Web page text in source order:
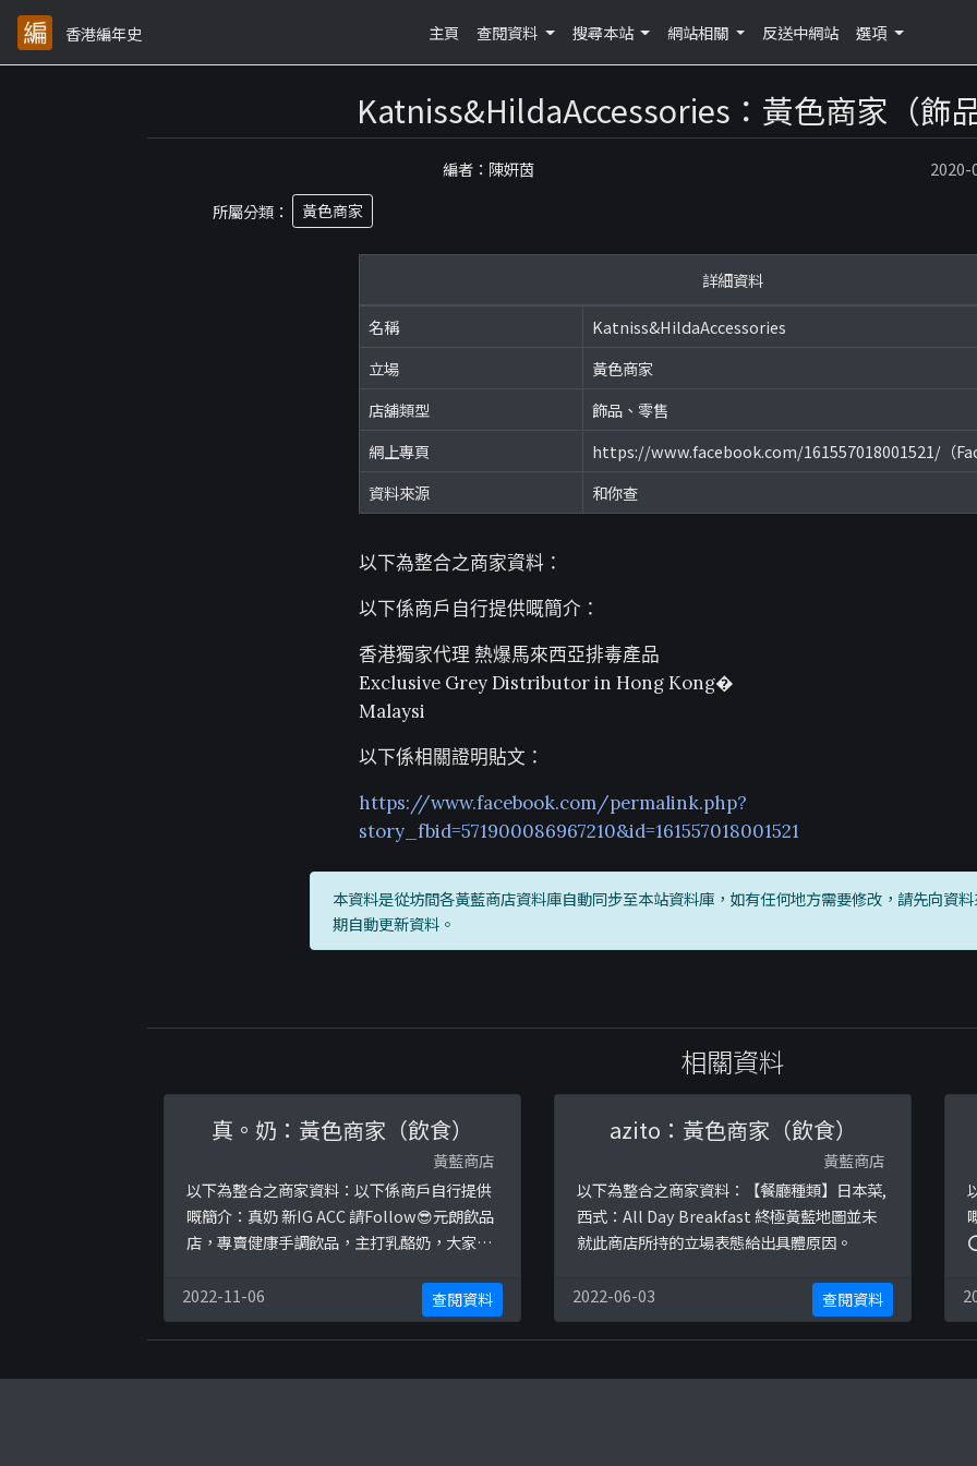
香港編年史 主頁 查閱資料 搜尋本站 網站相關 反送中網站 選項
Katniss&HildaAccessories：黃色商家（飾品
編者：陳妍茵
2020-
所屬分類：
黃色商家
詳細資料
名稱
Katniss&HildaAccessories
立場
黃色商家
店舖類型
飾品、零售
網上專頁
https://www.facebook.com/161557018001521/（
資料來源
和你查
以下為整合之商家資料：
以下係商戶自行提供嘅簡介：
香港獨家代理 熱爆馬來西亞排毒產品
Exclusive Grey Distributor in Hong Kong�
Malaysi
以下係相關證明貼文：
https://www.facebook.com/permalink.php?
story_fbid=571900086967210&id=161557018001521
本資料是從坊間各黃藍商店資料庫自動同步至本站資料庫，如有任何地方需要修改，請先向資
期自動更新資料。
相關資料
真。奶：黃色商家（飲食）
黃藍商店
以下為整合之商家資料：以下係商戶自行提供
嘅簡介：真奶 新IG ACC 請Follow😎元朗飲品
店，專賣健康手調飲品，主打乳酪奶，大家唔
有多款原創特飲#元朗 #飲品店 #多款原創飲品
#第二度飲唔到 #可能係最健康既街邊飲品 #歡
迎合作以下係相關證明貼文：
2022-11-06 查閱資料
azito：黃色商家（飲食）
黃藍商店
以下為整合之商家資料：【餐廳種類】日本菜,
西式：All Day Breakfast 終極黃藍地圖並未
就此商店所持的立場表態給出具體原因。
2022-06-03 查閱資料